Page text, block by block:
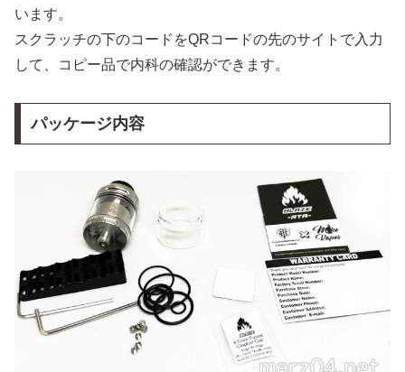
います。
スクラッチの下のコードをQRコードの先のサイトで入力
して、コピー品で内科の確認ができます。
パッケージ内容